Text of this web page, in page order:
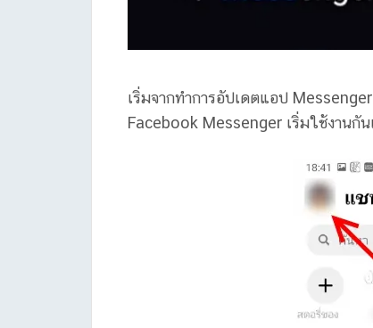
เริ่มจากทำการอัปเดตแอป
Facebook Messenger เริ่มใช้งานกัน